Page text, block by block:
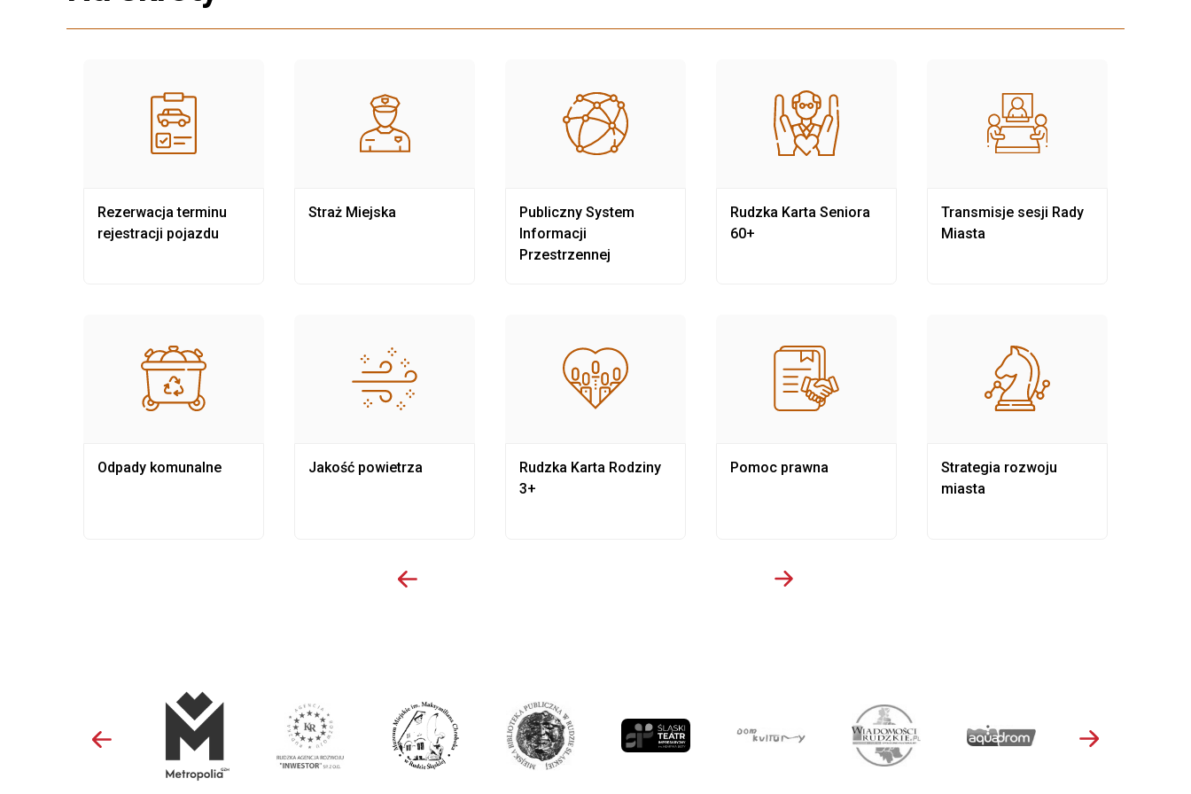
Rezerwacja terminu
rejestracji pojazdu
Odpady komunalne
Straż Miejska
Jakość powietrza
Publiczny System
Informacji
Przestrzennej
Rudzka Karta Rodziny
3+
Rudzka Karta Seniora
60+
Pomoc prawna
Transmisje sesji Rady
Miasta
Strategia rozwoju
miasta